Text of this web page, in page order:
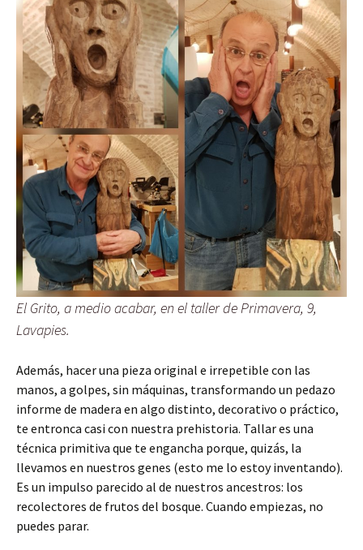
El Grito, a medio acabar, en el taller de Primavera, 9,
Lavapies.
Además, hacer una pieza original e irrepetible con las
manos, a golpes, sin máquinas, transformando un pedazo
informe de madera en algo distinto, decorativo o práctico,
te entronca casi con nuestra prehistoria. Tallar es una
técnica primitiva que te engancha porque, quizás, la
llevamos en nuestros genes (esto me lo estoy inventando).
Es un impulso parecido al de nuestros ancestros: los
recolectores de frutos del bosque. Cuando empiezas, no
puedes parar.